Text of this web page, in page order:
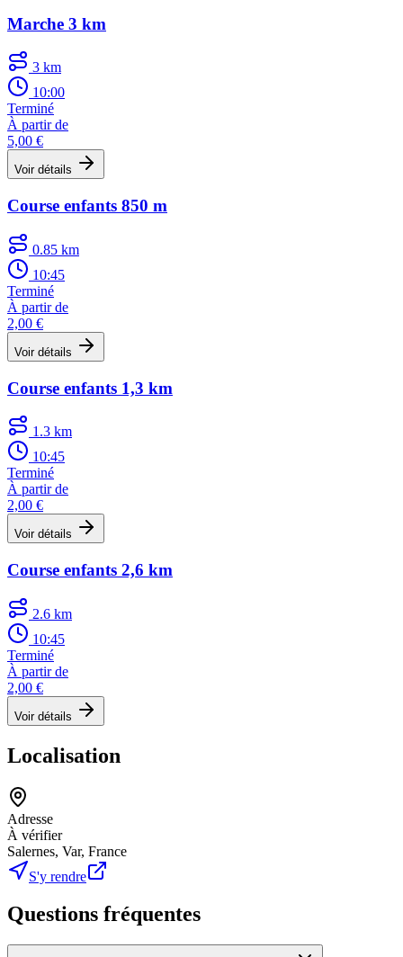
Marche 3 km
3 km
10:00
Terminé
À partir de
5,00 €
Voir détails
Course enfants 850 m
0.85 km
10:45
Terminé
À partir de
2,00 €
Voir détails
Course enfants 1,3 km
1.3 km
10:45
Terminé
À partir de
2,00 €
Voir détails
Course enfants 2,6 km
2.6 km
10:45
Terminé
À partir de
2,00 €
Voir détails
Localisation
Adresse
À vérifier
Salernes, Var, France
S'y rendre
Questions fréquentes